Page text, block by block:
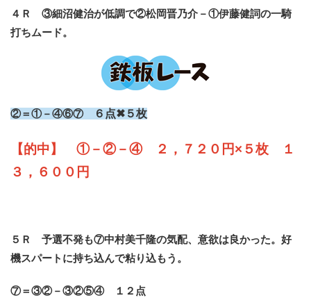
４Ｒ ③細沼健治が低調で②松岡晋乃介－①伊藤健詞の一騎
打ちムード。
②＝①－④⑥⑦ ６点✖５枚
【的中】 ①－②－④ ２，７２０円×５枚 １
３，６００円
５Ｒ 予選不発も⑦中村美千隆の気配、意欲は良かった。好
機スパートに持ち込んで粘り込もう。
⑦＝③②－③②⑤④ １２点